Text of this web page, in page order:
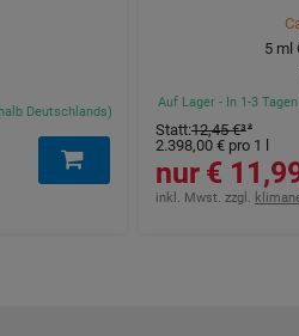
Deutschlands)
5ml
11,99
Statt:12,45 €³
Auf Lager - In 1-3
inkl. Mwst. zzgl.
2.398,00 €pro 1 l